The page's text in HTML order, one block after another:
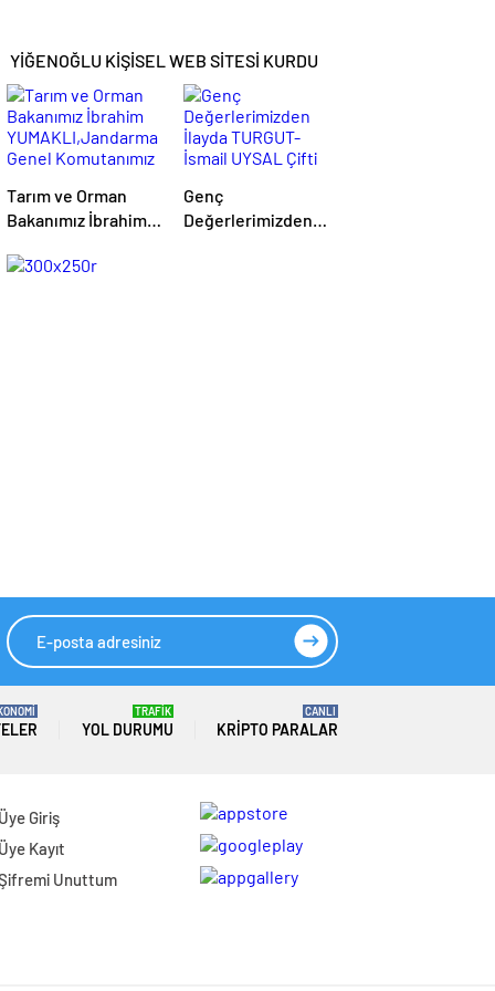
etti…
YİĞENOĞLU KİŞİSEL WEB SİTESİ KURDU
Tarım ve Orman
Bakanımız İbrahim
Genel Komutanımız
SAYGIYLA…
Genç
Değerlerimizden
YOL DURUMU
TRAFİK
KRIPTO PARALAR
CANLI
Üye Giriş
Üye Kayıt
Unuttum